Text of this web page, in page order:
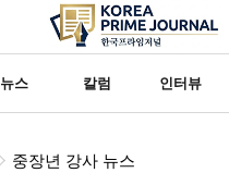
뉴스 칼럼 인터뷰
중장년 강사 뉴스